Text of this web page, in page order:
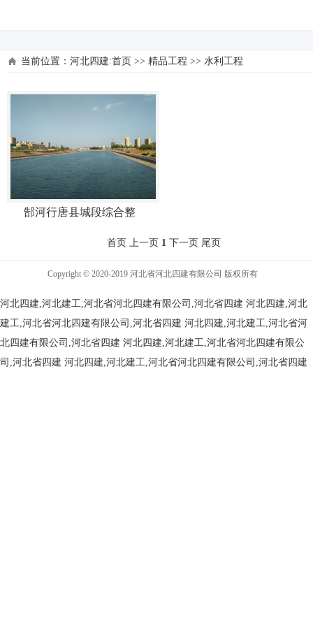
当前位置： 河北四建:首页 >> 精品工程 >> 水利工程
郜河行唐县城段综合整
首页 上一页 1 下一页 尾页
Copyright © 2020-2019 河北省河北四建有限公司 版权所有
河北四建,河北建工,河北省河北四建有限公司,河北省四建 河北四建,河北
建工,河北省河北四建有限公司,河北省四建 河北四建,河北建工,河北省河
北四建有限公司,河北省四建 河北四建,河北建工,河北省河北四建有限公
司,河北省四建 河北四建,河北建工,河北省河北四建有限公司,河北省四建